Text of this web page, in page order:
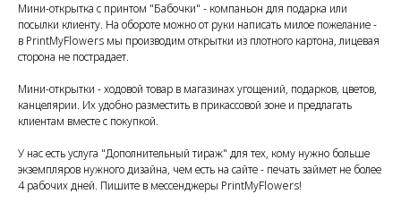
Мини-открытка с принтом "Бабочки" - компаньон для подарка или
посылки клиенту. На обороте можно от руки написать милое пожелание -
в PrintMyFlowers мы производим открытки из плотного картона, лицевая
сторона не пострадает.
Мини-открытки - ходовой товар в магазинах угощений, подарков, цветов,
канцелярии. Их удобно разместить в прикассовой зоне и предлагать
клиентам вместе с покупкой.
У нас есть услуга "Дополнительный тираж" для тех, кому нужно больше
экземпляров нужного дизайна, чем есть на сайте - печать займет не более
4 рабочих дней. Пишите в мессенджеры PrintMyFlowers!